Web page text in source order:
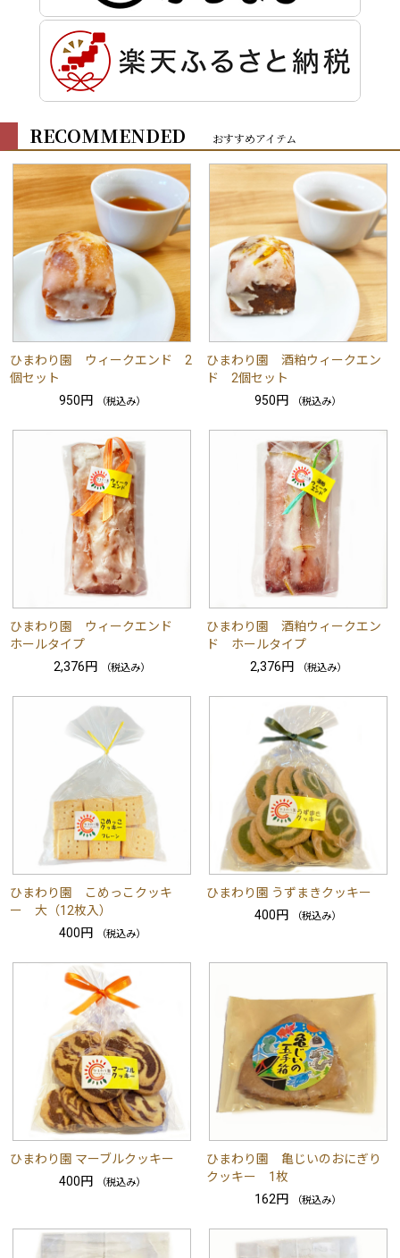
RECOMMENDED おすすめアイテム
ひまわり園 ウィークエンド 2
個セット
950円
（税込み）
ひまわり園 酒粕ウィークエン
ド 2個セット
950円
（税込み）
ひまわり園 ウィークエンド
ホールタイプ
2,376円
（税込み）
ひまわり園 酒粕ウィークエン
ド ホールタイプ
2,376円
（税込み）
ひまわり園 こめっこクッキ
ー 大（12枚入）
400円
（税込み）
ひまわり園 うずまきクッキー
400円
（税込み）
ひまわり園 マーブルクッキー
400円
（税込み）
ひまわり園 亀じいのおにぎり
クッキー 1枚
162円
（税込み）